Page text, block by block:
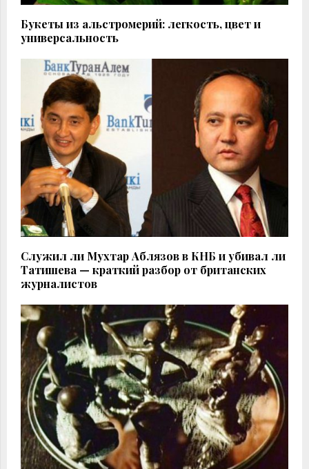
Букеты из альстромерий: легкость, цвет и
универсальность
Служил ли Мухтар Аблязов в КНБ и убивал ли
Татишева — краткий разбор от британских
журналистов